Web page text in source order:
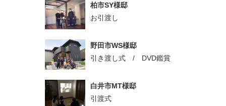
柏市SY様邸
お引渡し
野田市WS様邸
引き渡し式 / DVD鑑賞
白井市MT様邸
引渡式